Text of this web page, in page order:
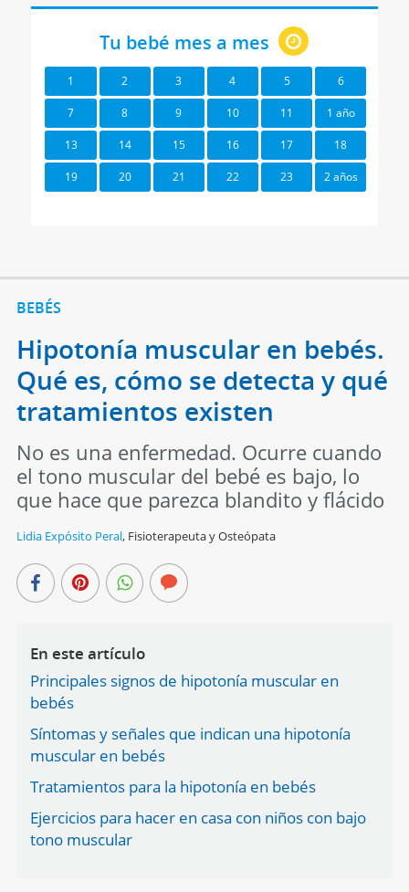
Tu bebé mes a mes
1 2 3 4 5 6
7 8 9 10 11 1 año
13 14 15 16 17 18
19 20 21 22 23 2 años
BEBÉS
Hipotonía muscular en bebés.
Qué es, cómo se detecta y qué
tratamientos existen
No es una enfermedad. Ocurre cuando
el tono muscular del bebé es bajo, lo
que hace que parezca blandito y flácido
Lidia Expósito Peral, Fisioterapeuta y Osteópata
En este artículo
Principales signos de hipotonía muscular en
bebés
Síntomas y señales que indican una hipotonía
muscular en bebés
Tratamientos para la hipotonía en bebés
Ejercicios para hacer en casa con niños con bajo
tono muscular